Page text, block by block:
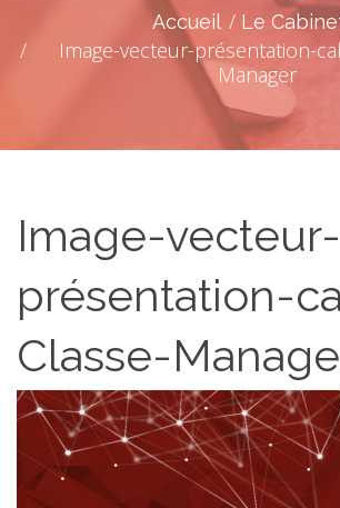
Accueil Le
Image-vecteur-présentation-
Manager
Image-vecteur-
présentation-
Classe-